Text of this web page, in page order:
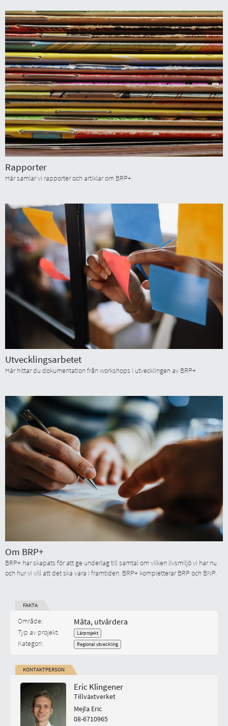
Rapporter
Här samlar vi rapporter och artiklar om BRP+.
Utvecklingsarbetet
Här hittar du dokumentation från workshops i utvecklingen av BRP+
Om BRP+
BRP+ har skapats för att ge underlag till samtal om vilken livsmiljö vi har nu
och hur vi vill att det ska vara i framtiden. BRP+ kompletterar BRP och BNP.
FAKTA
Start-datum:
Område: Mäta, utvärdera
Typ av projekt: Lärprojekt
Kategori: Regional utveckling
KONTAKTPERSON
Eric Klingener
Tillväxtverket
Mejla Eric
08-6710965